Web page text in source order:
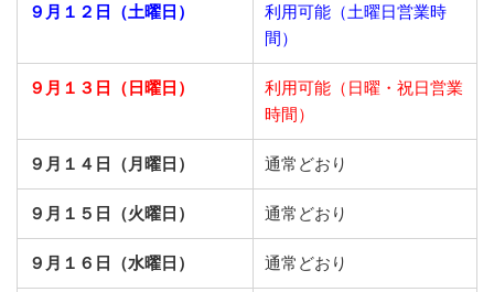
９月１２日（土曜日）
利用可能（土曜日営業時
間）
９月１３日（日曜日）
利用可能（日曜・祝日営業
時間）
９月１４日（月曜日） 通常どおり
９月１５日（火曜日） 通常どおり
９月１６日（水曜日） 通常どおり